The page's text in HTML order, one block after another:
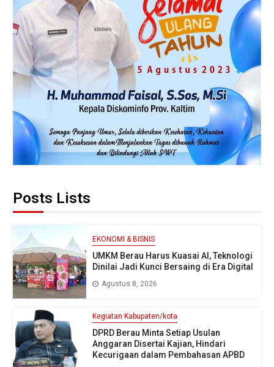
Posts Lists
EKONOMI & BISNIS
UMKM Berau Harus Kuasai AI, Teknologi
Dinilai Jadi Kunci Bersaing di Era Digital
Agustus 8, 2026
Kegiatan Kabupaten/kota
DPRD Berau Minta Setiap Usulan
Anggaran Disertai Kajian, Hindari
Kecurigaan dalam Pembahasan APBD